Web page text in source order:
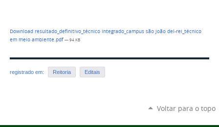
Download resultado_definitivo_técnico integrado_campus são joão del-rei_técnico
em meio ambiente.pdf— 94 KB
registrado em: Reitoria Editais
Voltar para o topo